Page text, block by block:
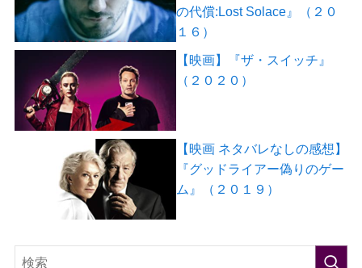
の代償:Lost Solace』（２０
１６）
【映画】『ザ・スイッチ』
（２０２０）
【映画 ネタバレなしの感想】
『グッドライアー偽りのゲー
ム』（２０１９）